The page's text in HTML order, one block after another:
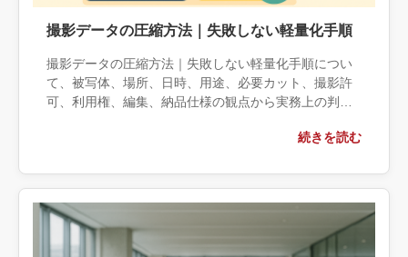
撮影データの圧縮方法｜失敗しない軽量化手順
撮影データの圧縮方法｜失敗しない軽量化手順につい
て、被写体、場所、日時、用途、必要カット、撮影許
可、利用権、編集、納品仕様の観点から実務上の判断
談する条件、相談前に用意する情報、依頼後に確認す
続きを読む